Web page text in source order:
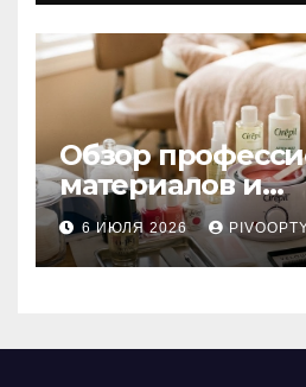
Обзор
материалов и
инструментов
маникюра,
наращивания
6 ИЮЛЯ 2026